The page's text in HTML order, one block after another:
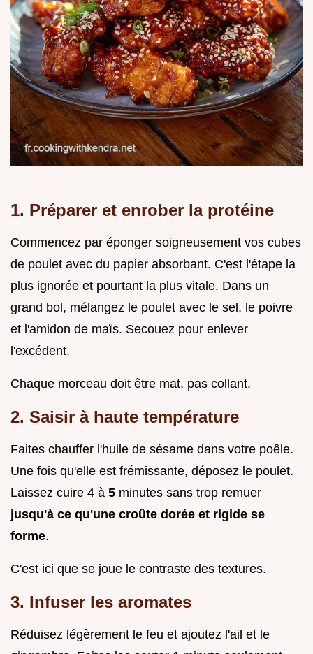
1. Préparer et enrober la protéine
Commencez par éponger soigneusement vos cubes
de poulet avec du papier absorbant. C'est l'étape la
plus ignorée et pourtant la plus vitale. Dans un
grand bol, mélangez le poulet avec le sel, le poivre
et l'amidon de maïs. Secouez pour enlever
l'excédent.
Chaque morceau doit être mat, pas collant.
2. Saisir à haute température
Faites chauffer l'huile de sésame dans votre poêle.
Une fois qu'elle est frémissante, déposez le poulet.
Laissez cuire 4 à 5 minutes sans trop remuer
jusqu'à ce qu'une croûte dorée et rigide se
forme.
C'est ici que se joue le contraste des textures.
3. Infuser les aromates
Réduisez légèrement le feu et ajoutez l'ail et le